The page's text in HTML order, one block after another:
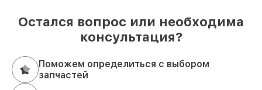
Остался вопрос или необходима
консультация?
Поможем определиться с выбором
запчастей